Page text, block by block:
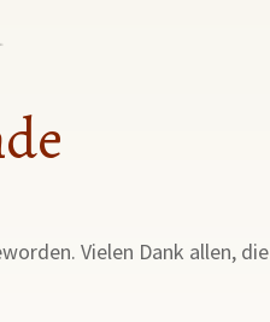
Vielen Dank allen, die